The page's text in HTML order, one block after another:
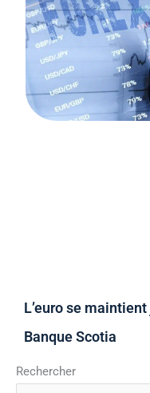
L’euro se
Banque Scotia
Rechercher